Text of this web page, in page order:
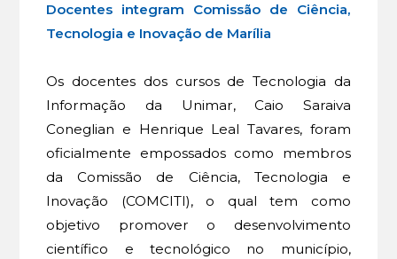
Docentes integram Comissão de Ciência,
Tecnologia e Inovação de Marília
Os docentes dos cursos de Tecnologia da
Informação da Unimar, Caio Saraiva
Coneglian e Henrique Leal Tavares, foram
oficialmente empossados como membros
da Comissão de Ciência, Tecnologia e
Inovação (COMCITI), o qual tem como
objetivo promover o desenvolvimento
científico e tecnológico no município,